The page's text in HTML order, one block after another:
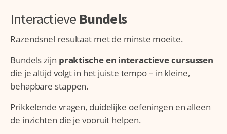
Interactieve Bundels
Razendsnel resultaat met de minste moeite.
Bundels zijn praktische en interactieve cursussen
die je altijd volgt in het juiste tempo – in kleine,
behapbare stappen.
Prikkelende vragen, duidelijke oefeningen en alleen
de inzichten die je vooruit helpen.